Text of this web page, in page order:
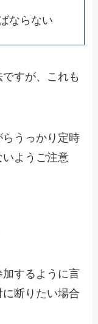
ならない
すが、これも
うっかり定時
ようご注意
するように言
に断りたい場合